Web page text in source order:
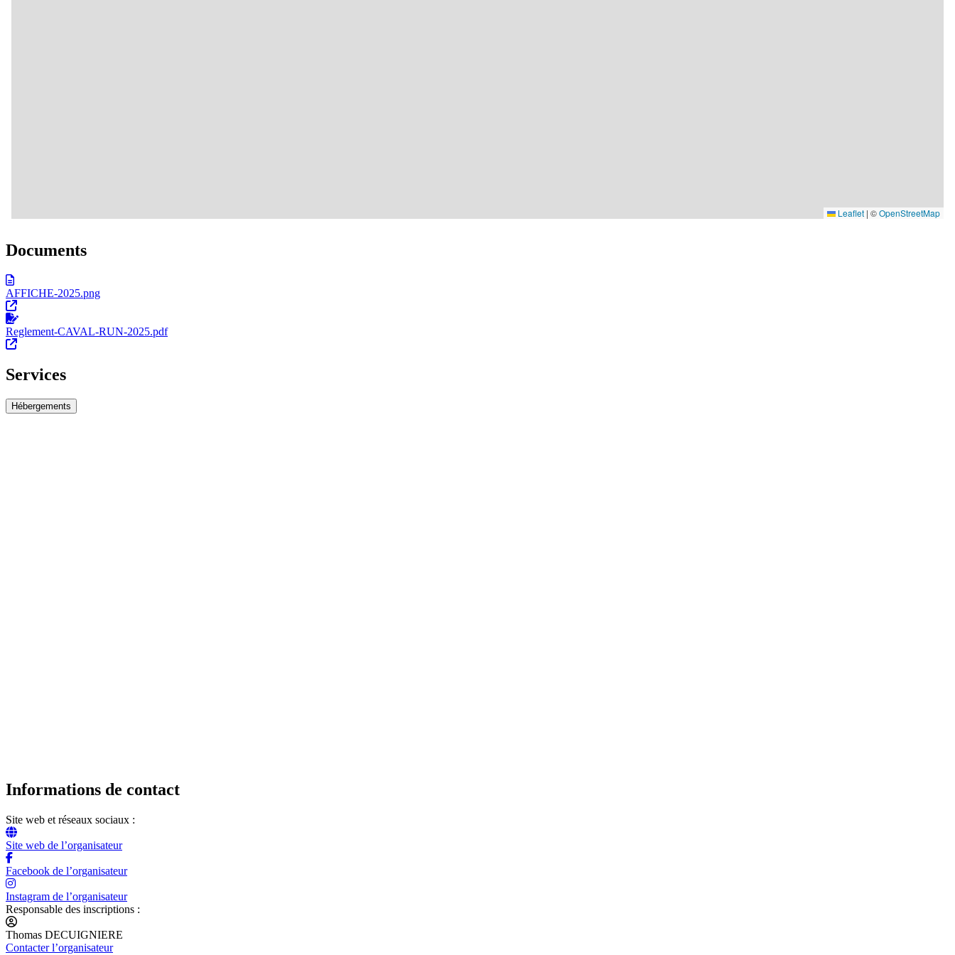
Documents
AFFICHE-2025.png
Reglement-CAVAL-RUN-2025.pdf
Services
Hébergements
Informations de contact
Site web et réseaux sociaux :
Site web de l’organisateur
Facebook de l’organisateur
Instagram de l’organisateur
Responsable des inscriptions :
Thomas DECUIGNIERE
Contacter l’organisateur